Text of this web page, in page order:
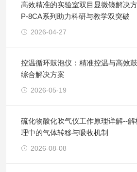
高效精准的实验室双目显微镜解
P-8CA系列助力科研与教学双突破
2026-04-27
控温循环鼓泡仪：精准控温与高效
综合解决方案
2026-05-19
硫化物酸化吹气仪工作原理详解--解
理中的气体转移与吸收机制
2026-08-08